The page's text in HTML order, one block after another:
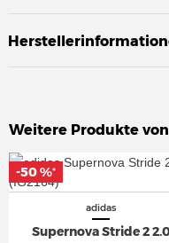
Weitere Produkte von
adidas
Supernova Stride 2
-50 %*
-50 %*